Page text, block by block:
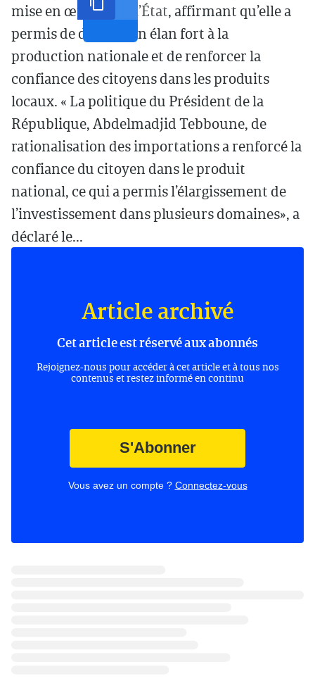
mise en œuvre par l’État, affirmant qu’elle a
permis de donner un élan fort à la
production nationale et de renforcer la
confiance des citoyens dans les produits
locaux. « La politique du Président de la
République, Abdelmadjid Tebboune, de
rationalisation des importations a renforcé la
confiance du citoyen dans le produit
national, ce qui a permis l’élargissement de
l’investissement dans plusieurs domaines», a
déclaré le...
Article archivé
Cet article est réservé aux abonnés
Rejoignez-nous pour accéder à cet article et à tous nos
contenus et restez informé en continu
S'Abonner
Vous avez un compte ? Connectez-vous